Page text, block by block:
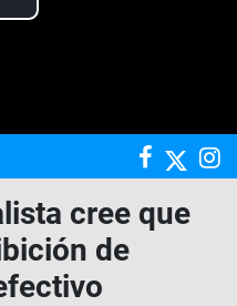
cree que
de